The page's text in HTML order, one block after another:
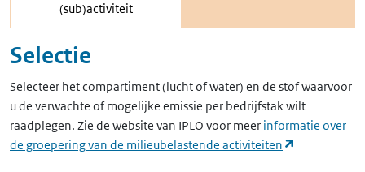
(sub)activiteit
Selectie
Selecteer het compartiment (lucht of water) en de stof waarvoor
u de verwachte of mogelijke emissie per bedrijfstak wilt
raadplegen. Zie de website van IPLO voor meer informatie over
de groepering van de milieubelastende activiteiten